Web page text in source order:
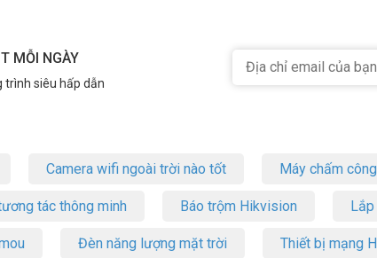
MỖI NGÀY
siêu hấp dẫn
Camera wifi ngoài trời nào tốt Máy chấm
tác thông minh Báo trộm Hikvision
Đèn năng lượng mặt trời Thiết bị mạng